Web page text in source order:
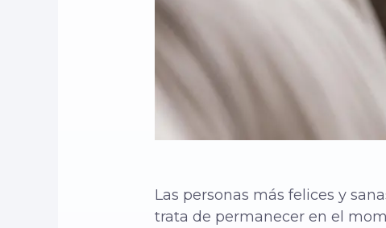
Las personas más felices y
trata de permanecer en el